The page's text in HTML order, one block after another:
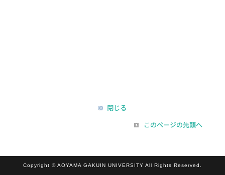
閉じる
このページの先頭へ
Copyright © AOYAMA GAKUIN UNIVERSITY All Rights Reserved.